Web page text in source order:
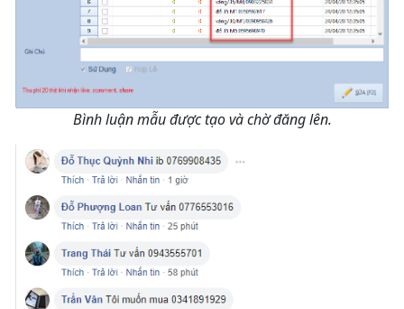
Bình luận mẫu được tạo và chờ đăng lên.